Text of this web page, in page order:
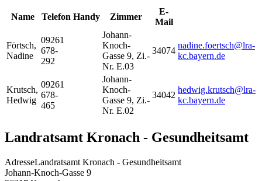
Name Telefon Handy Zimmer
E-
Mail
Förtsch,
Nadine
09261
678-
292
Johann-
Knoch-
Gasse 9, Zi.-
Nr. E.03
34074
nadine.foertsch@lra-
kc.bayern.de
Krutsch,
Hedwig
09261
678-
465
Johann-
Knoch-
Gasse 9, Zi.-
Nr. E.02
34042
hedwig.krutsch@lra-
kc.bayern.de
Landratsamt Kronach - Gesundheitsamt
AdresseLandratsamt Kronach - Gesundheitsamt
Johann-Knoch-Gasse 9